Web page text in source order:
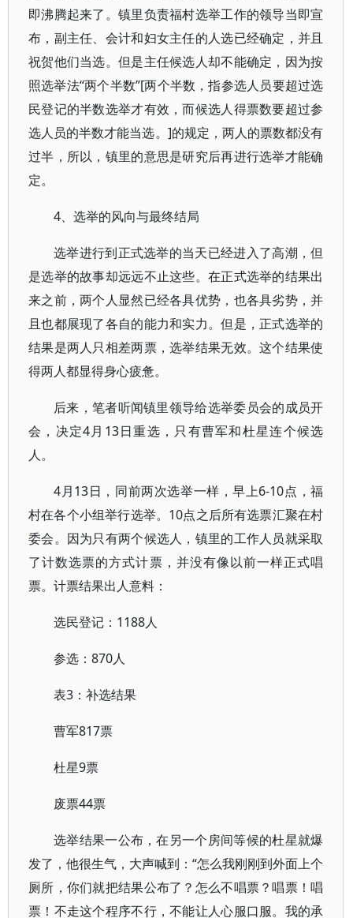
即沸腾起来了。镇里负责福村选举工作的领导当即宣
布，副主任、会计和妇女主任的人选已经确定，并且
祝贺他们当选。但是主任候选人却不能确定，因为按
照选举法“两个半数”[两个半数，指参选人员要超过选
民登记的半数选举才有效，而候选人得票数要超过参
选人员的半数才能当选。]的规定，两人的票数都没有
过半，所以，镇里的意思是研究后再进行选举才能确
定。
4、选举的风向与最终结局
选举进行到正式选举的当天已经进入了高潮，但
是选举的故事却远远不止这些。在正式选举的结果出
来之前，两个人显然已经各具优势，也各具劣势，并
且也都展现了各自的能力和实力。但是，正式选举的
结果是两人只相差两票，选举结果无效。这个结果使
得两人都显得身心疲惫。
后来，笔者听闻镇里领导给选举委员会的成员开
会，决定4月13日重选，只有曹军和杜星连个候选
人。
4月13日，同前两次选举一样，早上6-10点，福
村在各个小组举行选举。10点之后所有选票汇聚在村
委会。因为只有两个候选人，镇里的工作人员就采取
了计数选票的方式计票，并没有像以前一样正式唱
票。计票结果出人意料：
选民登记：1188人
参选：870人
表3：补选结果
曹军817票
杜星9票
废票44票
选举结果一公布，在另一个房间等候的杜星就爆
发了，他很生气，大声喊到：“怎么我刚刚到外面上个
厕所，你们就把结果公布了？怎么不唱票？唱票！唱
票！不走这个程序不行，不能让人心服口服。我的承